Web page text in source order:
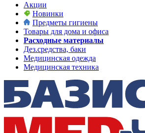
Акции
Новинки
Предметы гигиены
Товары для дома и офиса
Расходные материалы
Дез.средства, баки
Медицинская одежда
Медицинская техника